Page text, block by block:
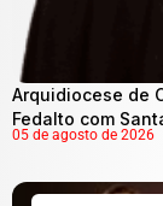
Arquidiocese de
Fedalto com
05 de agosto de 2026